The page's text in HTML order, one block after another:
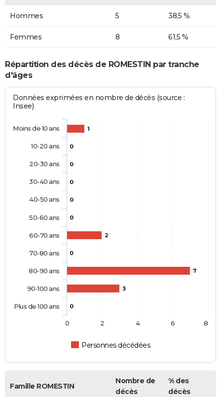
Hommes 5 38,5 %
Femmes 8 61,5 %
Répartition des décès de ROMESTIN par tranche
d'âges
Données exprimées en nombre de décès (source :
Insee)
1
0
0
0
0
0
2
0
7
3
0
Personnes décédées
Moins de 10 ans
10-20 ans
20-30 ans
30-40 ans
40-50 ans
50-60 ans
60-70 ans
70-80 ans
80-90 ans
90-100 ans
Plus de 100 ans
0 2 4 6 8
Famille ROMESTIN
Nombre de
décès
% des
décès